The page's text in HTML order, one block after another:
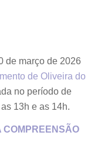
de março de 2026
de Oliveira do
no período de
13h e as 14h.
COMPREENSÃO